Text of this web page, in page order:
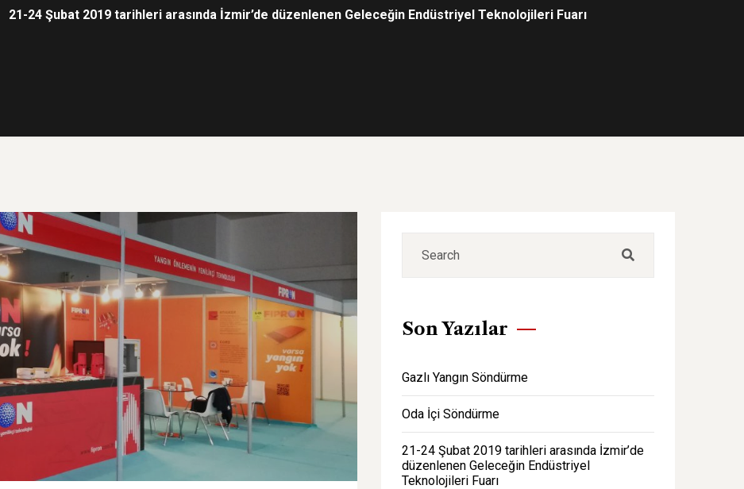
21-24 Şubat 2019 tarihleri arasında İzmir’de düzenlenen Geleceğin Endüstriyel Teknolojileri Fuarı
Son Yazılar
Gazlı Yangın Söndürme
Oda İçi Söndürme
21-24 Şubat 2019 tarihleri arasında İzmir’de
düzenlenen Geleceğin Endüstriyel
Teknolojileri Fuarı